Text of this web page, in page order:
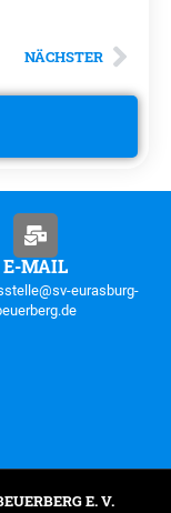
NÄCHSTER
E-MAIL
eurasburg-
E. V.